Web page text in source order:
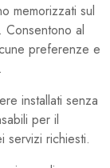
memorizzati sul
Consentono al
preferenze e
installati senza
per il
servizi richiesti.